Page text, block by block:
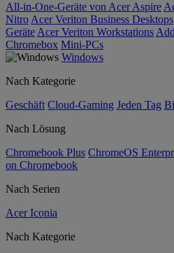
All-in-One-Geräte von Acer Aspire
Nitro Acer Veriton Business Desktops
Geräte Acer Veriton Workstations
Chromebox Mini-PCs
Windows
Nach Kategorie
Geschäft Cloud-Gaming Jeden Tag
Nach Lösung
Chromebook Plus ChromeOS
on Chromebook
Nach Serien
Acer Iconia
Nach Kategorie